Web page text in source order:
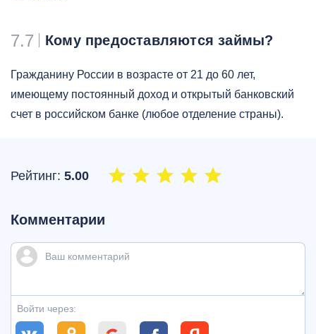
7.7 Кому предоставляются займы?
Гражданину России в возрасте от 21 до 60 лет,
имеющему постоянный доход и открытый банковский
счет в российском банке (любое отделение страны).
Рейтинг: 5.00
Комментарии
Войти через: